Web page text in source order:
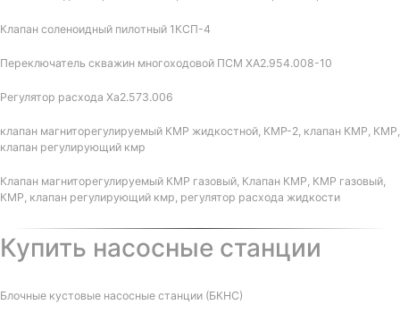
Клапан соленоидный пилотный 1КСП-4
Переключатель скважин многоходовой ПСМ ХА2.954.008-10
Регулятор расхода Ха2.573.006
клапан магниторегулируемый КМР жидкостной, КМР-2, клапан КМР, КМР,
клапан регулирующий кмр
Клапан магниторегулируемый КМР газовый, Клапан КМР, КМР газовый,
КМР, клапан регулирующий кмр, регулятор расхода жидкости
Купить насосные станции
Блочные кустовые насосные станции (БКНС)